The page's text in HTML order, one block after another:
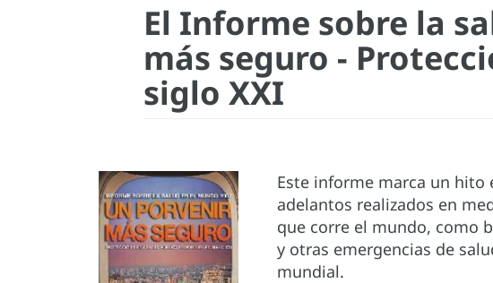
El Informe sobre la
más seguro -
siglo XXI
Este informe marca un hito
adelantos realizados en
que corre el mundo, como
y otras emergencias de
mundial.